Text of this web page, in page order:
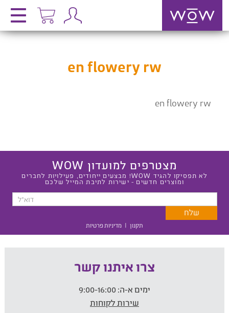
en flowery rw
en flowery rw
מצטרפים למועדון WOW
לא תפסיקו להגיד WOW! מבצעים ייחודים, פעילויות לחברים
ומוצרים חדשים - ישירות לתיבת המייל שלכם
תקנון | מדיניות פרטיות
צרו איתנו קשר
ימים א-ה:
שירות לקוחות